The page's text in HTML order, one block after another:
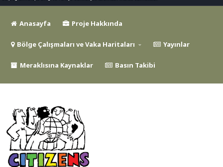
Anasayfa Proje Hakkında
Bölge Çalışmaları ve Vaka Haritaları Yayınlar
Meraklısına Kaynaklar Basın Takibi